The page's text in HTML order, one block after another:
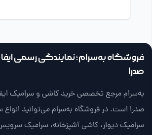
فروشگاه به‌سرام؛ نمایندگی رسمی ایفا
صدرا
به‌سرام مرجع تخصصی خرید کاشی و سرامیک
صدرا است. در فروشگاه به‌سرام می‌توانید
سرامیک دیوار، کاشی آشپزخانه، سرامیک